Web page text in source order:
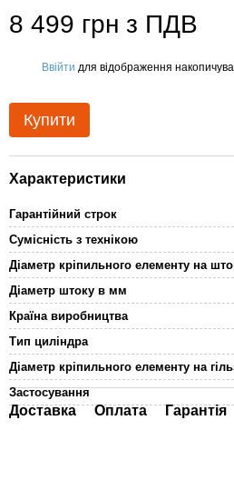
8 499 грн з ПДВ
Ввійти для відображення
Купити
Характеристики
Гарантійний строк
Сумісність з технікою
Діаметр кріпильного елементу на
Діаметр штоку в мм
Країна виробництва
Тип циліндра
Діаметр кріпильного елементу на
Застосування
Доставка Оплата Гарантія